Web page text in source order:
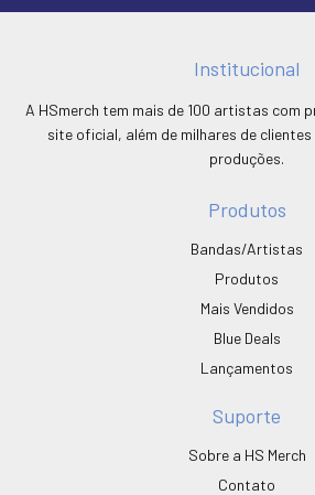
Institucional
A HSmerch tem mais de 100 artistas com
site oficial, além de milhares de
produções.
Produtos
Bandas/Artistas
Produtos
Mais Vendidos
Blue Deals
Lançamentos
Suporte
Sobre a HS Merch
Contato